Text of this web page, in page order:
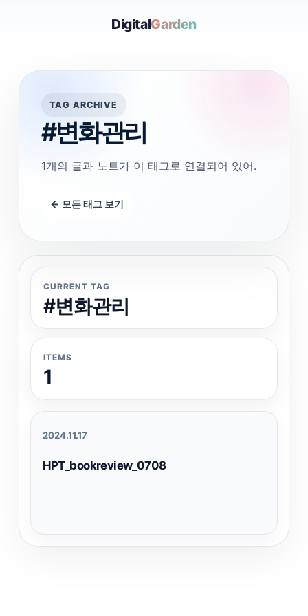
DigitalGarden
TAG ARCHIVE
#변화관리
1개의 글과 노트가 이 태그로 연결되어 있어.
← 모든 태그 보기
CURRENT TAG
#변화관리
ITEMS
1
2024.11.17
HPT_bookreview_0708